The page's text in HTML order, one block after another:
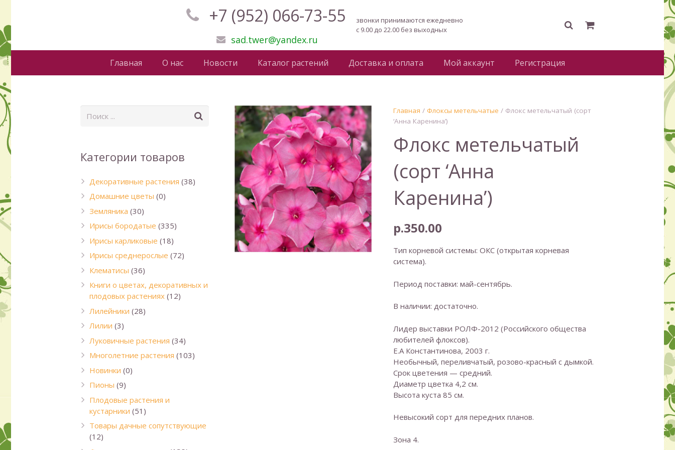
+7 (952) 066-73-55
sad.twer@yandex.ru
звонки принимаются ежедневно
с 9.00 до 22.00 без выходных
Главная О нас Новости Каталог растений Доставка и оплата Мой аккаунт Регистрация
Главная / Флоксы метельчатые / Флокс метельчатый (сорт
‘Анна Каренина’)
Флокс метельчатый
(сорт ‘Анна
Каренина’)
р.350.00
Тип корневой системы: ОКС (открытая корневая
система).
Период поставки: май-сентябрь.
В наличии: достаточно.
Лидер выставки РОЛФ-2012 (Российского общества
любителей флоксов).
Е.А Константинова, 2003 г.
Необычный, переливчатый, розово-красный с дымкой.
Срок цветения — средний.
Диаметр цветка 4,2 см.
Высота куста 85 см.
Невысокий сорт для передних планов.
Зона 4.
Категории товаров
Декоративные растения (38)
Домашние цветы (0)
Земляника (30)
Ирисы бородатые (335)
Ирисы карликовые (18)
Ирисы среднерослые (72)
Клематисы (36)
Книги о цветах, декоративных и
плодовых растениях (12)
Лилейники (28)
Лилии (3)
Луковичные растения (34)
Многолетние растения (103)
Новинки (0)
Пионы (9)
Плодовые растения и
кустарники (51)
Товары дачные сопутствующие
(12)